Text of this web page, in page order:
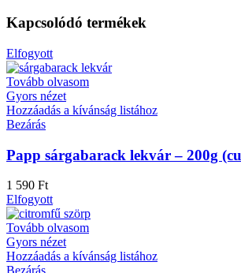
Kapcsolódó termékek
Elfogyott
Tovább olvasom
Gyors nézet
Hozzáadás a kívánság listához
Bezárás
Papp sárgabarack lekvár – 200g
1 590 Ft
Elfogyott
Tovább olvasom
Gyors nézet
Hozzáadás a kívánság listához